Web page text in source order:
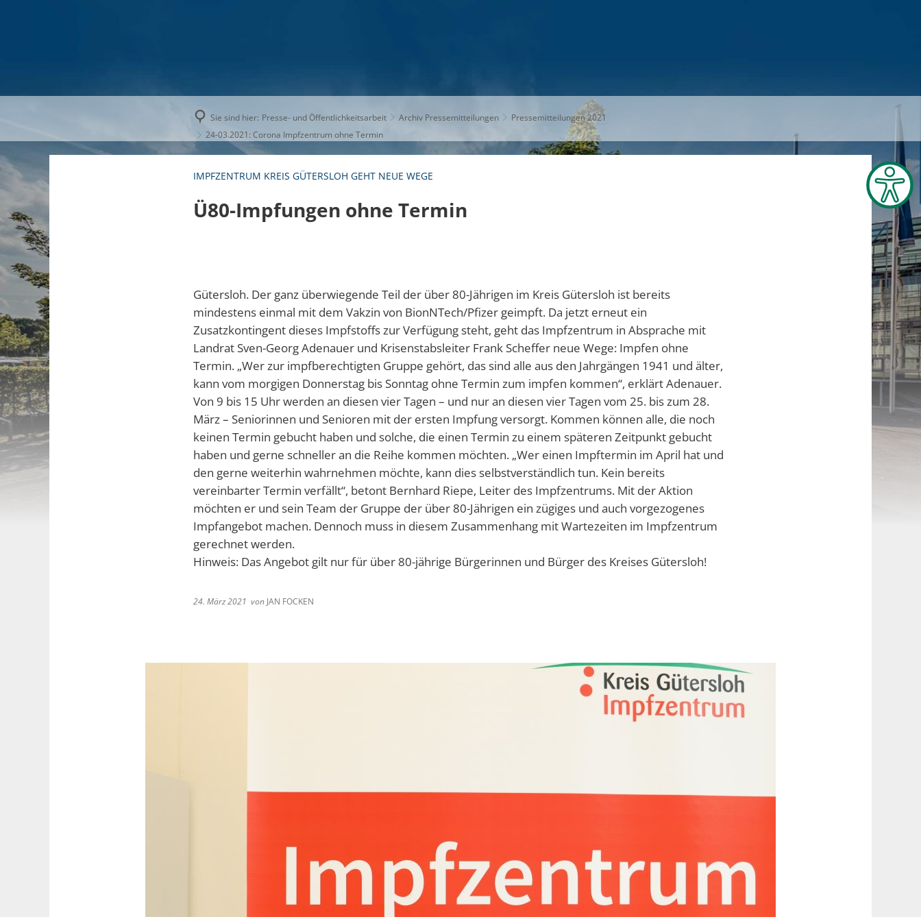
Sie sind hier: Presse- und Öffentlichkeitsarbeit Archiv Pressemitteilungen
Pressemitteilungen 2021
24-03.2021: Corona Impfzentrum ohne Termin
IMPFZENTRUM KREIS GÜTERSLOH GEHT NEUE WEGE
Ü80-Impfungen ohne Termin
Gütersloh. Der ganz überwiegende Teil der über 80-Jährigen im Kreis Gütersloh ist bereits
mindestens einmal mit dem Vakzin von BionNTech/Pfizer geimpft. Da jetzt erneut ein
Zusatzkontingent dieses Impfstoffs zur Verfügung steht, geht das Impfzentrum in Absprache mit
Landrat Sven-Georg Adenauer und Krisenstabsleiter Frank Scheffer neue Wege: Impfen ohne
Termin. „Wer zur impfberechtigten Gruppe gehört, das sind alle aus den Jahrgängen 1941 und älter,
kann vom morgigen Donnerstag bis Sonntag ohne Termin zum impfen kommen“, erklärt Adenauer.
Von 9 bis 15 Uhr werden an diesen vier Tagen – und nur an diesen vier Tagen vom 25. bis zum 28.
März – Seniorinnen und Senioren mit der ersten Impfung versorgt. Kommen können alle, die noch
keinen Termin gebucht haben und solche, die einen Termin zu einem späteren Zeitpunkt gebucht
haben und gerne schneller an die Reihe kommen möchten. „Wer einen Impftermin im April hat und
den gerne weiterhin wahrnehmen möchte, kann dies selbstverständlich tun. Kein bereits
vereinbarter Termin verfällt“, betont Bernhard Riepe, Leiter des Impfzentrums. Mit der Aktion
möchten er und sein Team der Gruppe der über 80-Jährigen ein zügiges und auch vorgezogenes
Impfangebot machen. Dennoch muss in diesem Zusammenhang mit Wartezeiten im Impfzentrum
gerechnet werden.
Hinweis: Das Angebot gilt nur für über 80-jährige Bürgerinnen und Bürger des Kreises Gütersloh!
24. März 2021 von JAN FOCKEN